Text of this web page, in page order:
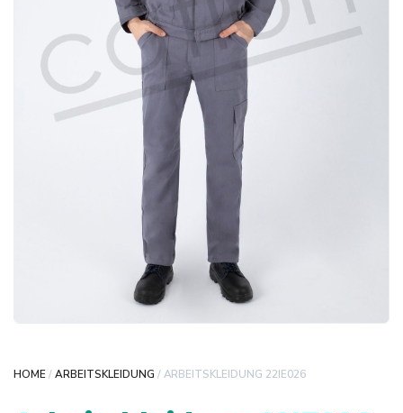
HOME/ARBEITSKLEIDUNG / ARBEITSKLEIDUNG 22IE026